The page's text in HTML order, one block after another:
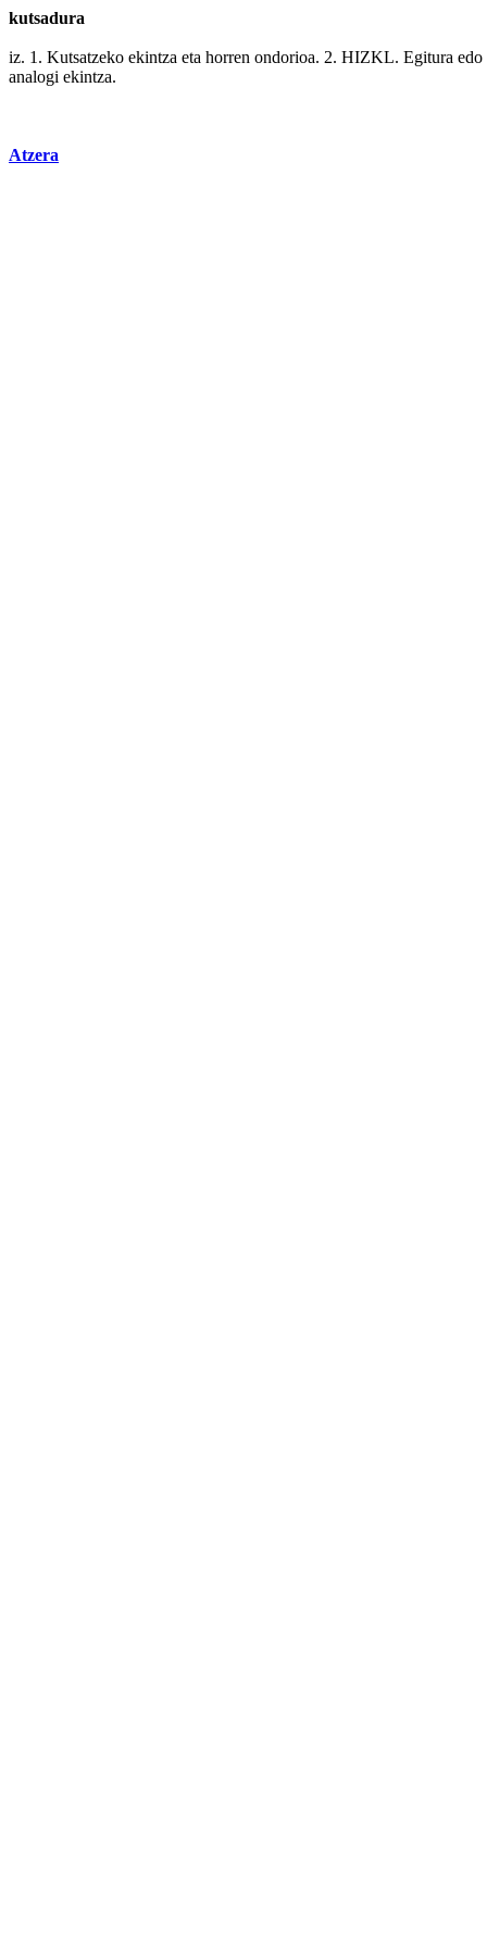
kutsadura
iz. 1. Kutsatzeko ekintza eta horren ondorioa. 2. HIZKL. Egitura edo
analogi ekintza.
Atzera